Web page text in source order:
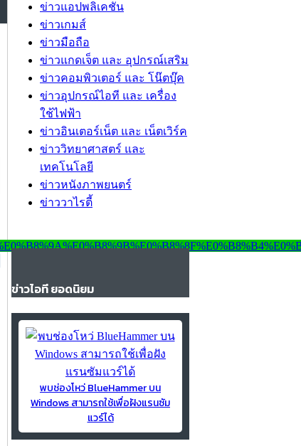
ข่าวแอปพลิเคชัน
ข่าวเกมส์
ข่าวมือถือ
ข่าวแกดเจ็ต และ อุปกรณ์เสริม
ข่าวคอมพิวเตอร์ และ โน๊ตบุ๊ค
ข่าวอุปกรณ์ไอที และ เครื่อง
ใช้ไฟฟ้า
ข่าวอินเตอร์เน็ต และ เน็ตเวิร์ค
ข่าววิทยาศาสตร์ และ
เทคโนโลยี
ข่าวหนังภาพยนตร์
ข่าววาไรตี้
ข่าวไอที ยอดนิยม
พบช่องโหว่ BlueHammer บน
Windows สามารถใช้เพื่อฝังแรนซัม
แวร์ได้